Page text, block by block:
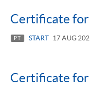
Certificate
PT START 17 AUG
Certificate